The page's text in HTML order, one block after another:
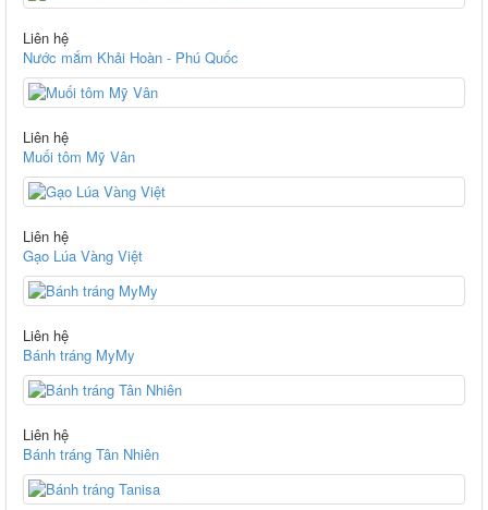
Liên hệ
Nước mắm Khải Hoàn - Phú Quốc
Liên hệ
Muối tôm Mỹ Vân
Liên hệ
Gạo Lúa Vàng Việt
Liên hệ
Bánh tráng MyMy
Liên hệ
Bánh tráng Tân Nhiên